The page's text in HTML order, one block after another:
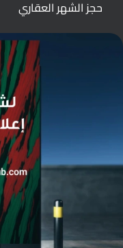
حجز الشهر العقاري